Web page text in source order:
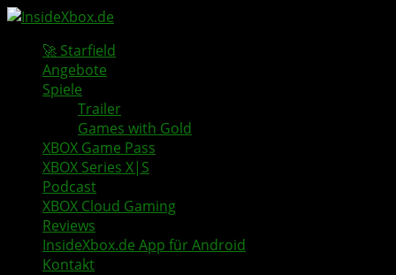
🚀 Starfield
Angebote
Spiele
Trailer
Games with Gold
XBOX Game Pass
XBOX Series X|S
Podcast
XBOX Cloud Gaming
Reviews
InsideXbox.de App für Android
Kontakt